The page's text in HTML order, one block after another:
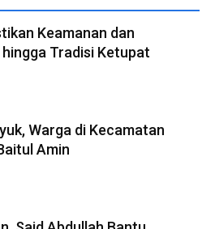
Keamanan dan
Tradisi Ketupat
Warga di Kecamatan
Amin